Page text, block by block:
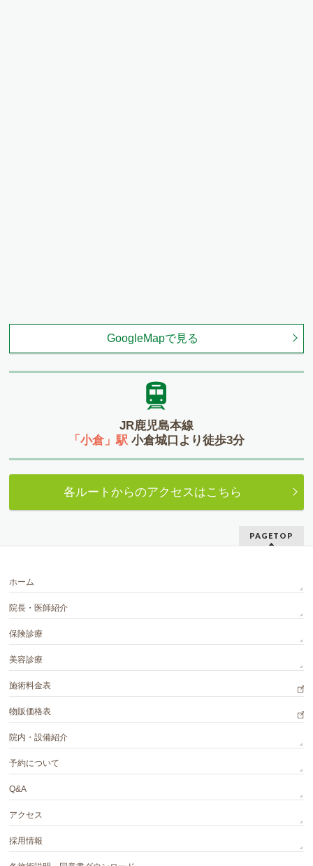
GoogleMapで見る
JR鹿児島本線
「小倉」駅 小倉城口より徒歩3分
各ルートからのアクセスはこちら
PAGETOP
ホーム
院長・医師紹介
保険診療
美容診療
施術料金表
物販価格表
院内・設備紹介
予約について
Q&A
アクセス
採用情報